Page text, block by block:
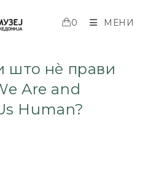
0 МЕНИ
што нè прави
Are and
Human?